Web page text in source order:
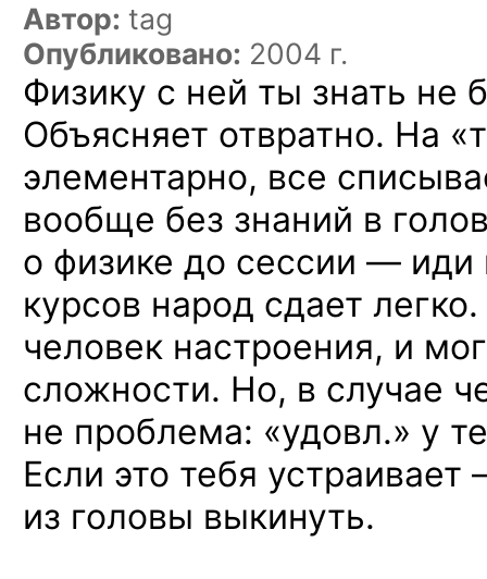
Автор: tag
Опубликовано: 2004 г.
Физику с ней ты знать не
Объясняет отвратно. На
элементарно, все
вообще без знаний в
о физике до сессии — иди
курсов народ сдает
человек настроения, и
сложности. Но, в случае
не проблема: «удовл.» у
Если это тебя устраивает
из головы выкинуть.